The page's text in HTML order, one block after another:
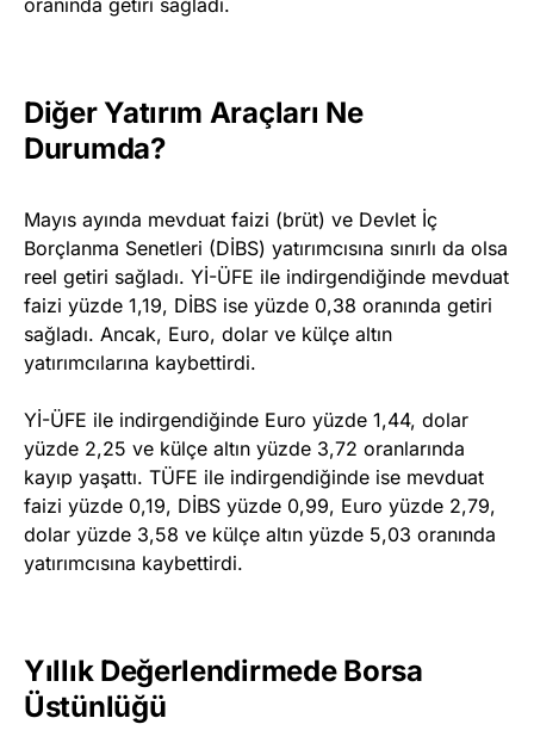
Diğer Yatırım Araçları Ne
Durumda?
Mayıs ayında mevduat faizi (brüt) ve Devlet İç
Borçlanma Senetleri (DİBS) yatırımcısına sınırlı da olsa
reel getiri sağladı. Yİ-ÜFE ile indirgendiğinde mevduat
faizi yüzde 1,19, DİBS ise yüzde 0,38 oranında getiri
sağladı. Ancak, Euro, dolar ve külçe altın
yatırımcılarına kaybettirdi.
Yİ-ÜFE ile indirgendiğinde Euro yüzde 1,44, dolar
yüzde 2,25 ve külçe altın yüzde 3,72 oranlarında
kayıp yaşattı. TÜFE ile indirgendiğinde ise mevduat
faizi yüzde 0,19, DİBS yüzde 0,99, Euro yüzde 2,79,
dolar yüzde 3,58 ve külçe altın yüzde 5,03 oranında
yatırımcısına kaybettirdi.
Yıllık Değerlendirmede Borsa
Üstünlüğü